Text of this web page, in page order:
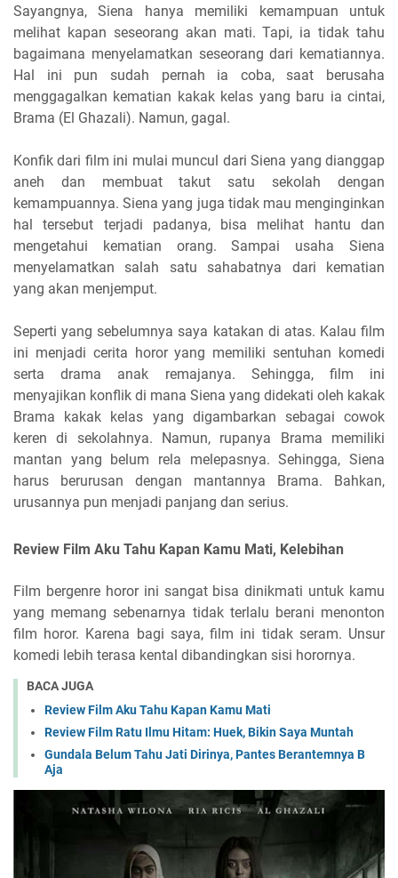
Sayangnya, Siena hanya memiliki kemampuan untuk
melihat kapan seseorang akan mati. Tapi, ia tidak tahu
bagaimana menyelamatkan seseorang dari kematiannya.
Hal ini pun sudah pernah ia coba, saat berusaha
menggagalkan kematian kakak kelas yang baru ia cintai,
Brama (El Ghazali). Namun, gagal.
Konfik dari film ini mulai muncul dari Siena yang dianggap
aneh dan membuat takut satu sekolah dengan
kemampuannya. Siena yang juga tidak mau menginginkan
hal tersebut terjadi padanya, bisa melihat hantu dan
mengetahui kematian orang. Sampai usaha Siena
menyelamatkan salah satu sahabatnya dari kematian
yang akan menjemput.
Seperti yang sebelumnya saya katakan di atas. Kalau film
ini menjadi cerita horor yang memiliki sentuhan komedi
serta drama anak remajanya. Sehingga, film ini
menyajikan konflik di mana Siena yang didekati oleh kakak
Brama kakak kelas yang digambarkan sebagai cowok
keren di sekolahnya. Namun, rupanya Brama memiliki
mantan yang belum rela melepasnya. Sehingga, Siena
harus berurusan dengan mantannya Brama. Bahkan,
urusannya pun menjadi panjang dan serius.
Review Film Aku Tahu Kapan Kamu Mati, Kelebihan
Film bergenre horor ini sangat bisa dinikmati untuk kamu
yang memang sebenarnya tidak terlalu berani menonton
film horor. Karena bagi saya, film ini tidak seram. Unsur
komedi lebih terasa kental dibandingkan sisi horornya.
BACA JUGA
Review Film Aku Tahu Kapan Kamu Mati
Review Film Ratu Ilmu Hitam: Huek, Bikin Saya Muntah
Gundala Belum Tahu Jati Dirinya, Pantes Berantemnya B
Aja